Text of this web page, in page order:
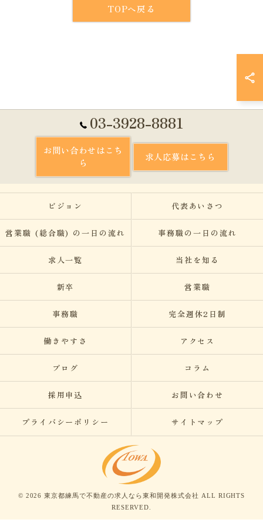
TOPへ戻る
03-3928-8881
お問い合わせはこち
ら
求人応募はこちら
ビジョン 代表あいさつ
営業職 (総合職) の一日の流れ 事務職の一日の流れ
求人一覧 当社を知る
新卒 営業職
事務職 完全週休2日制
働きやすさ アクセス
ブログ コラム
採用申込 お問い合わせ
プライバシーポリシー サイトマップ
© 2026 東京都練馬で不動産の求人なら東和開発株式会社 ALL RIGHTS
RESERVED.